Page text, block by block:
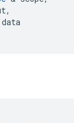
,
data